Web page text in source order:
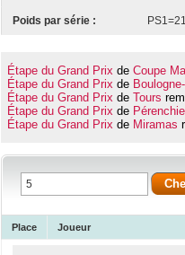
Poids par série : PS1=21
Étape du Grand Prix de Coupe
Étape du Grand Prix de
Étape du Grand Prix de Tours
Étape du Grand Prix de
Étape du Grand Prix de Miramas
Place Joueur